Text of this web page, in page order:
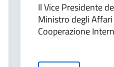
Il Vice Presidente
Ministro degli
Cooperazione